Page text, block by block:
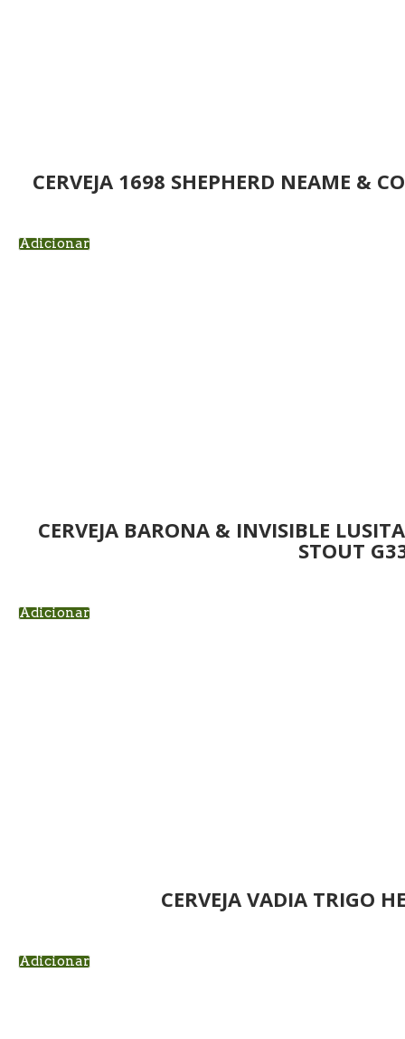
CERVEJA 1698 SHEPHERD NEAME &
Adicionar
CERVEJA BARONA & INVISIBLE
STOUT
Adicionar
CERVEJA VADIA TRIGO
Adicionar